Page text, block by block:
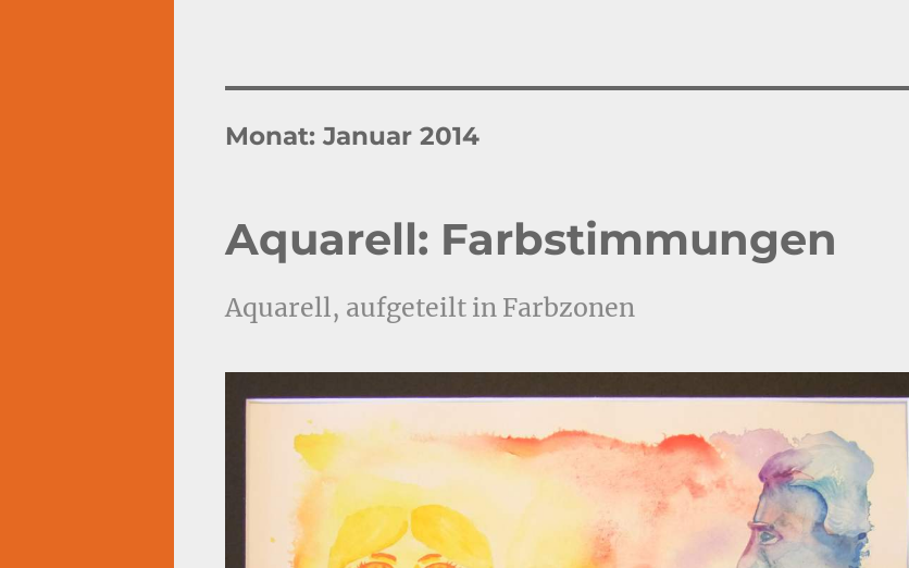
Monat: Januar 2014
Aquarell: Farbstimmungen
Aquarell, aufgeteilt in Farbzonen